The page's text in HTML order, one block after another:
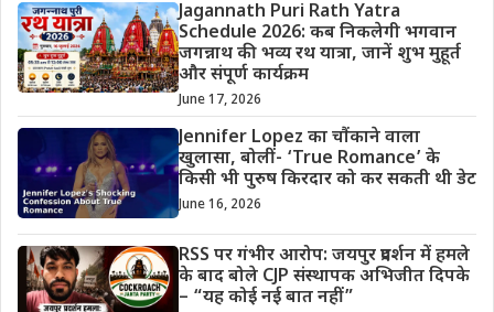
Jagannath Puri Rath Yatra
Schedule 2026: कब निकलेगी भगवान
जगन्नाथ की भव्य रथ यात्रा, जानें शुभ मुहूर्त
और संपूर्ण कार्यक्रम
June 17, 2026
Jennifer Lopez का चौंकाने वाला
खुलासा, बोलीं- ‘True Romance’ के
किसी भी पुरुष किरदार को कर सकती थी डेट
June 16, 2026
RSS पर गंभीर आरोप: जयपुर प्रदर्शन में हमले
के बाद बोले CJP संस्थापक अभिजीत दिपके
– “यह कोई नई बात नहीं”